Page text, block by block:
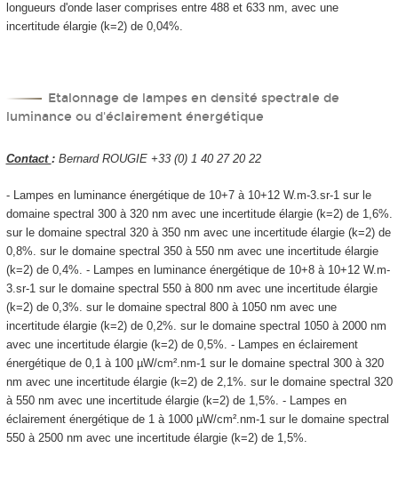
longueurs d'onde laser comprises entre 488 et 633 nm, avec une
incertitude élargie (k=2) de 0,04%.
Etalonnage de lampes en densité spectrale de
luminance ou d'éclairement énergétique
Contact :Bernard ROUGIE +33 (0) 1 40 27 20 22
- Lampes en luminance énergétique de 10+7à 10+12W.m-3.sr-1 sur le
domaine spectral 300 à 320 nm avec une incertitude élargie (k=2) de 1,6%.
sur le domaine spectral 320 à 350 nm avec une incertitude élargie (k=2) de
0,8%. sur le domaine spectral 350 à 550 nm avec une incertitude élargie
(k=2) de 0,4%. - Lampes en luminance énergétique de 10+8à 10+12W.m-
3.sr-1 sur le domaine spectral 550 à 800 nm avec une incertitude élargie
(k=2) de 0,3%. sur le domaine spectral 800 à 1050 nm avec une
incertitude élargie (k=2) de 0,2%. sur le domaine spectral 1050 à 2000 nm
avec une incertitude élargie (k=2) de 0,5%. - Lampes en éclairement
énergétique de 0,1 à 100 µW/cm².nm-1 sur le domaine spectral 300 à 320
nm avec une incertitude élargie (k=2) de 2,1%. sur le domaine spectral 320
à 550 nm avec une incertitude élargie (k=2) de 1,5%. - Lampes en
éclairement énergétique de 1 à 1000 µW/cm².nm-1 sur le domaine spectral
550 à 2500 nm avec une incertitude élargie (k=2) de 1,5%.